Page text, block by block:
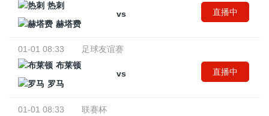
热刺
vs
赫塔费
直播中
01-01 08:33
足球友谊赛
布莱顿
vs
罗马
直播中
01-01 08:33
联赛杯